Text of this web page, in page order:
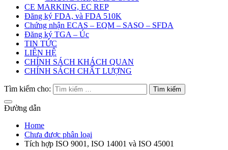
CE MARKING, EC REP
Đăng ký FDA, và FDA 510K
Chứng nhận ECAS – EQM – SASO – SFDA
Đăng ký TGA – Úc
TIN TỨC
LIÊN HỆ
CHÍNH SÁCH KHÁCH QUAN
CHÍNH SÁCH CHẤT LƯỢNG
Tìm kiếm cho:
Đường dẫn
Home
Chưa được phân loại
Tích hợp ISO 9001, ISO 14001 và ISO 45001